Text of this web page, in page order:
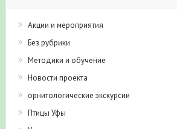
Акции и мероприятия
Без рубрики
Методики и обучение
Новости проекта
орнитологические экскурсии
Птицы Уфы